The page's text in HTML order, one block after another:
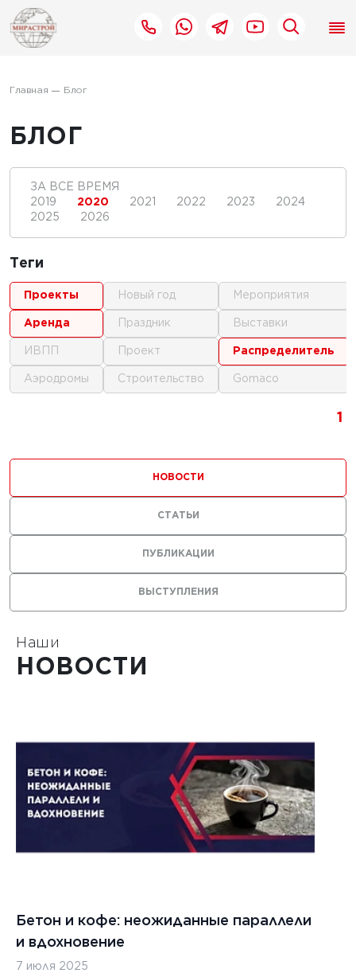
Главная Блог
БЛОГ
1
г.
1
ВЫСТУПЛЕНИЯ
ПУБЛИКАЦИИ
НОВОСТИ
СТАТЬИ
ЗА ВСЕ ВРЕМЯ
2019
2020 2021 2022 2023
2024
2025
2026
Теги
проекты
аренда
ИВПП
аэродромы
новый год
праздник
проект
строительство
мероприятия
выставки
распределитель
gomaco
Наши
НОВОСТИ
Бетон и кофе: неожиданные параллели
и вдохновение
7 июля 2025